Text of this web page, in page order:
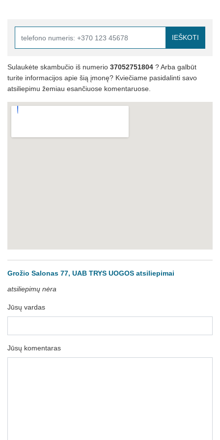
IEŠKOTI
Sulaukėte skambučio iš numerio 37052751804 ? Arba galbūt
turite informacijos apie šią įmonę? Kviečiame pasidalinti savo
atsiliepimu žemiau esančiuose komentaruose.
Grožio Salonas 77, UAB TRYS UOGOS atsiliepimai
atsiliepimų nėra
Jūsų vardas
Jūsų komentaras